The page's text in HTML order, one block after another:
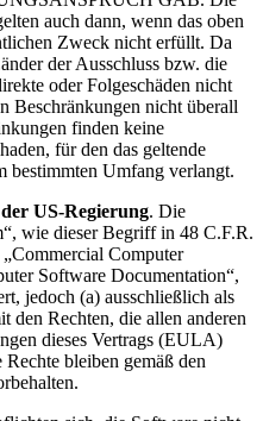
auch dann, wenn das oben
Zweck nicht erfüllt. Da
der Ausschluss bzw. die
oder Folgeschäden nicht
Beschränkungen nicht überall
finden keine
für den das geltende
bestimmten Umfang verlangt.
US-Regierung. Die
wie dieser Begriff in 48 C.F.R.
Computer
Software Documentation“,
jedoch (a) ausschließlich als
den Rechten, die allen anderen
dieses Vertrags (EULA)
bleiben gemäß den